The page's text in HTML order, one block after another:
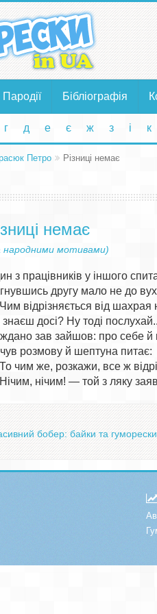
Пародії Бібліографія
г д е є ж з і к
Петро Різниці немає
немає
народними мотивами)
з працівників у іншого
другу мало не до
відрізняється від шахрая
досі? Ну тоді
зав зайшов: про себе й
розмову й шептуна питає:
чим же, розкажи, все ж
бобер: байки та